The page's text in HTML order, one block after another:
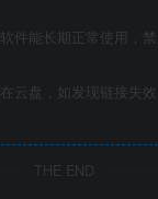
件能长期正常使用，
云盘，如发现链接失
THE END